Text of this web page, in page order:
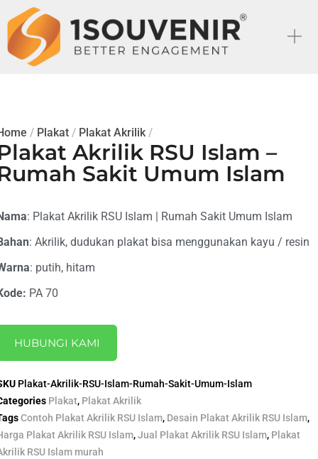
/ Plakat / Plakat Akrilik/
Akrilik RSU Islam –
Sakit Umum Islam
: Plakat Akrilik RSU Islam | Rumah Sakit Umum Islam
: Akrilik, dudukan plakat bisa menggunakan kayu / resin
: putih, hitam
PA 70
HUBUNGI KAMI
Plakat-Akrilik-RSU-Islam-Rumah-Sakit-Umum-Islam
Plakat, Plakat Akrilik
Contoh Plakat Akrilik RSU Islam, Desain Plakat Akrilik RSU Islam,
Plakat Akrilik RSU Islam,Jual Plakat Akrilik RSU Islam, Plakat
RSU Islam murah